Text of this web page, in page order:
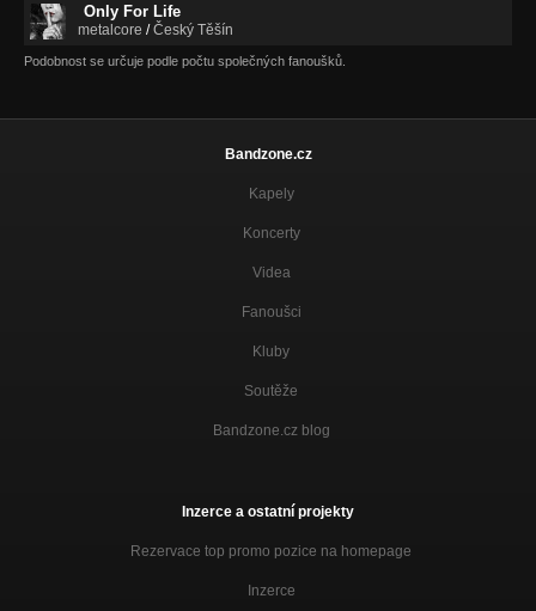
Only For Life
metalcore /Český Těšín
Podobnost se určuje podle počtu společných fanoušků.
Bandzone.cz
Kapely
Koncerty
Videa
Fanoušci
Kluby
Soutěže
Bandzone.cz blog
Inzerce a ostatní projekty
Rezervace top promo pozice na homepage
Inzerce